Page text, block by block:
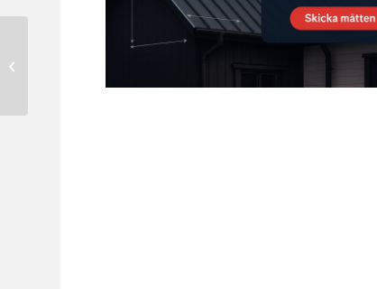
Nock och takfotsräcke
Tegelprofil & Falsat